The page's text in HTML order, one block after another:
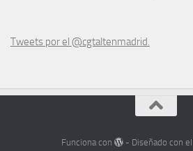
Tweets por el @cgtaltenmadrid.
Funciona con - Diseñado con